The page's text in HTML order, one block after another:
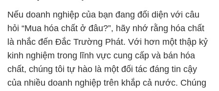
Nếu doanh nghiệp của bạn đang đối diện với câu
hỏi “Mua hóa chất ở đâu?”, hãy nhớ rằng hóa chất
là nhắc đến Đắc Trường Phát. Với hơn một thập kỷ
kinh nghiệm trong lĩnh vực cung cấp và bán hóa
chất, chúng tôi tự hào là một đối tác đáng tin cậy
của nhiều doanh nghiệp trên khắp cả nước. Chúng